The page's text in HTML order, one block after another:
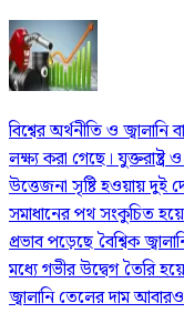
বিশ্বের অর্থনীতি ও
লক্ষ্য করা গেছে।
উত্তেজনা সৃষ্টি হওয়ায় দুই
সমাধানের পথ সংকুচিত
প্রভাব পড়েছে বৈশ্বিক
মধ্যে গভীর উদ্বেগ তৈরি
জ্বালানি তেলের দাম